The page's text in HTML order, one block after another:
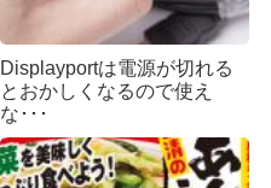
Displayportは電源が切れる
とおかしくなるので使え
な･･･